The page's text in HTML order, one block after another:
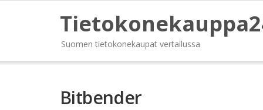
Suomen tietokonekaupat vertailussa
Bitbender